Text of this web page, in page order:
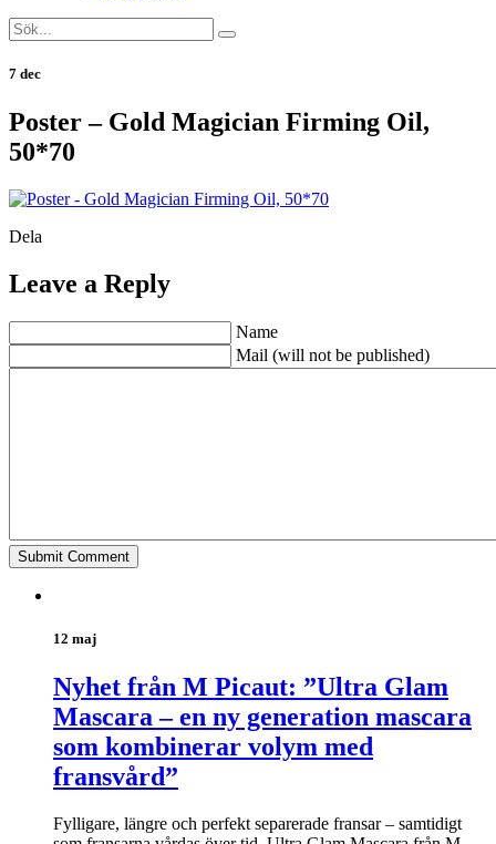
7 dec
Poster – Gold Magician Firming Oil,
50*70
Dela
Leave a Reply
Name
Mail (will not be published)
12 maj
Nyhet från M Picaut: ”Ultra Glam
Mascara – en ny generation mascara
som kombinerar volym med
fransvård”
Fylligare, längre och perfekt separerade fransar – samtidigt